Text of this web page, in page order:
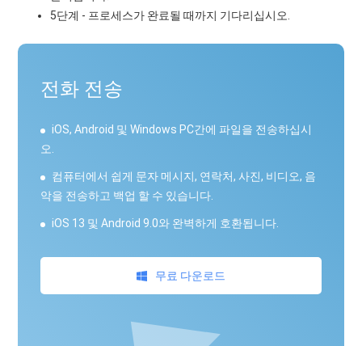
5단계 - 프로세스가 완료될 때까지 기다리십시오.
전화 전송
iOS, Android 및 Windows PC간에 파일을 전송하십시
오.
컴퓨터에서 쉽게 문자 메시지, 연락처, 사진, 비디오, 음
악을 전송하고 백업 할 수 있습니다.
iOS 13 및 Android 9.0와 완벽하게 호환됩니다.
무료 다운로드